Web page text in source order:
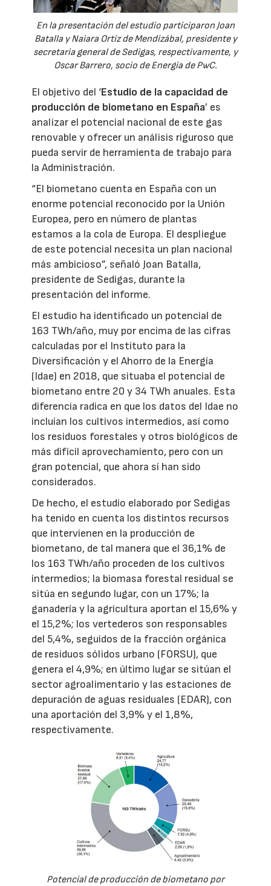
En la presentación del estudio participaron Joan
Batalla y Naiara Ortiz de Mendizábal, presidente y
secretaria general de Sedigas, respectivamente, y
Oscar Barrero, socio de Energía de PwC.
El objetivo del ‘Estudio de la capacidad de
producción de biometano en España’ es
analizar el potencial nacional de este gas
renovable y ofrecer un análisis riguroso que
pueda servir de herramienta de trabajo para
la Administración.
“El biometano cuenta en España con un
enorme potencial reconocido por la Unión
Europea, pero en número de plantas
estamos a la cola de Europa. El despliegue
de este potencial necesita un plan nacional
más ambicioso”, señaló Joan Batalla,
presidente de Sedigas, durante la
presentación del informe.
El estudio ha identificado un potencial de
163 TWh/año, muy por encima de las cifras
calculadas por el Instituto para la
Diversificación y el Ahorro de la Energía
(Idae) en 2018, que situaba el potencial de
biometano entre 20 y 34 TWh anuales. Esta
diferencia radica en que los datos del Idae no
incluían los cultivos intermedios, así como
los residuos forestales y otros biológicos de
más difícil aprovechamiento, pero con un
gran potencial, que ahora sí han sido
considerados.
De hecho, el estudio elaborado por Sedigas
ha tenido en cuenta los distintos recursos
que intervienen en la producción de
biometano, de tal manera que el 36,1% de
los 163 TWh/año proceden de los cultivos
intermedios; la biomasa forestal residual se
sitúa en segundo lugar, con un 17%; la
ganadería y la agricultura aportan el 15,6% y
el 15,2%; los vertederos son responsables
del 5,4%, seguidos de la fracción orgánica
de residuos sólidos urbano (FORSU), que
genera el 4,9%; en último lugar se sitúan el
sector agroalimentario y las estaciones de
depuración de aguas residuales (EDAR), con
una aportación del 3,9% y el 1,8%,
respectivamente.
Potencial de producción de biometano por